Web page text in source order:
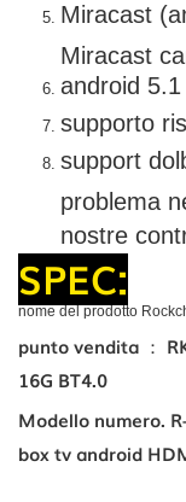
Miracast
Miracast
android
supporto
support
problema
nostre
SPEC:
nome del prodotto
punto vendita ：
16G BT4.0
Modello numero.
box tv android